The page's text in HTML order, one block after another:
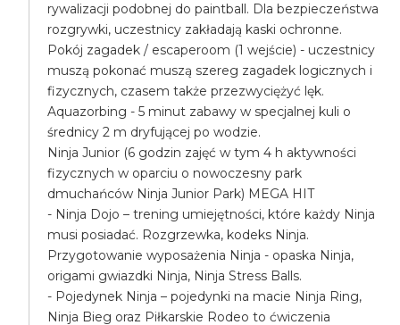
rywalizacji podobnej do paintball. Dla bezpieczeństwa
rozgrywki, uczestnicy zakładają kaski ochronne.
Pokój zagadek / escaperoom (1 wejście) - uczestnicy
muszą pokonać muszą szereg zagadek logicznych i
fizycznych, czasem także przezwyciężyć lęk.
Aquazorbing - 5 minut zabawy w specjalnej kuli o
średnicy 2 m dryfującej po wodzie.
Ninja Junior (6 godzin zajęć w tym 4 h aktywności
fizycznych w oparciu o nowoczesny park
dmuchańców Ninja Junior Park) MEGA HIT
- Ninja Dojo – trening umiejętności, które każdy Ninja
musi posiadać. Rozgrzewka, kodeks Ninja.
Przygotowanie wyposażenia Ninja - opaska Ninja,
origami gwiazdki Ninja, Ninja Stress Balls.
- Pojedynek Ninja – pojedynki na macie Ninja Ring,
Ninja Bieg oraz Piłkarskie Rodeo to ćwiczenia